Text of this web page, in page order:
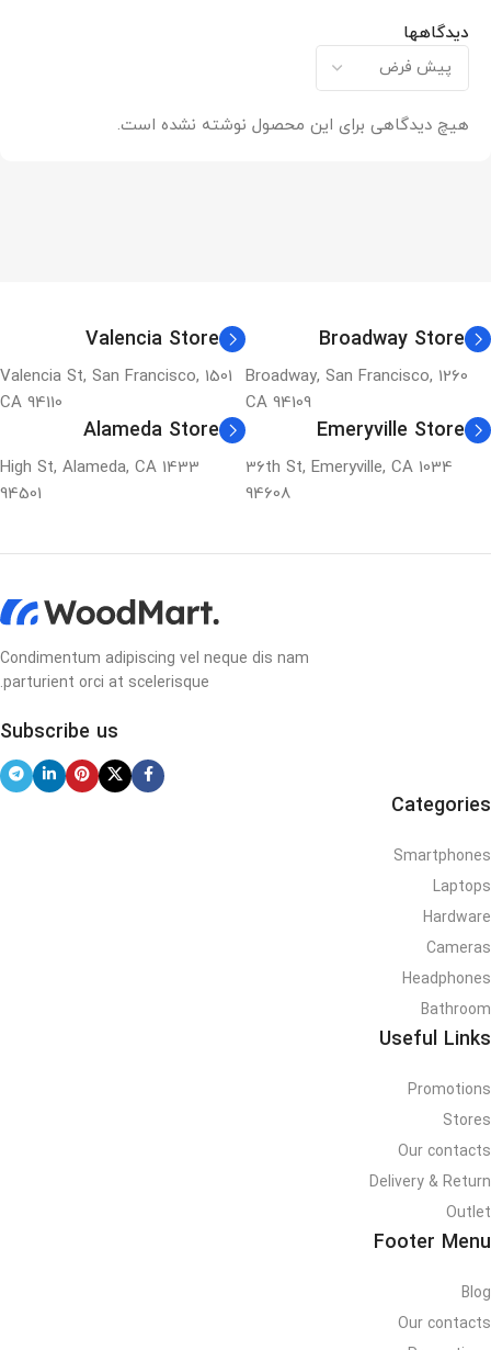
دیدگاهها
هیچ دیدگاهی برای این محصول نوشته نشده است.
Broadway Store
1260 Broadway, San Francisco,
CA 94109
Valencia Store
1501 Valencia St, San Francisco,
CA 94110
Emeryville Store
1034 36th St, Emeryville, CA
94608
Alameda Store
1433 High St, Alameda, CA
94501
Condimentum adipiscing vel neque dis nam
parturient orci at scelerisque.
Subscribe us
Categories
Smartphones
Laptops
Hardware
Cameras
Headphones
Bathroom
Useful Links
Promotions
Stores
Our contacts
Delivery & Return
Outlet
Footer Menu
Blog
Our contacts